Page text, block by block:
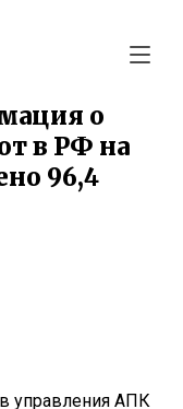
о
в РФ на
96,4
управления АПК